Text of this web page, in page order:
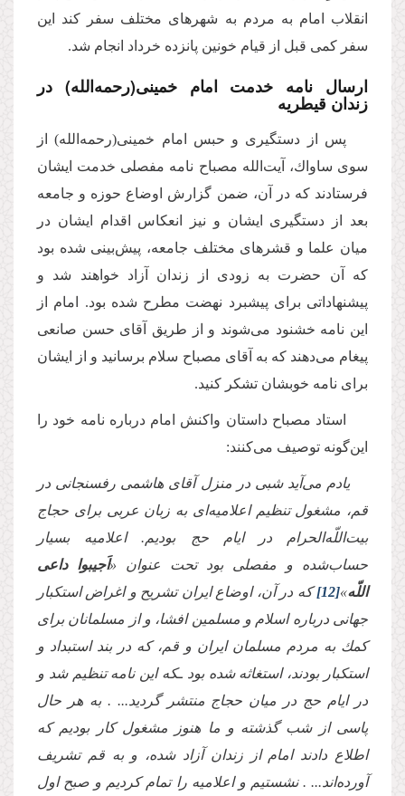
انقلاب امام به مردم به شهرهای مختلف سفر کند این
سفر كمى قبل از قیام خونین پانزده خرداد انجام شد.
ارسال نامه خدمت امام خمینى(رحمه‌الله) در
زندان قیطریه
پس از دستگیرى و حبس امام خمینى(رحمه‌الله) از
سوى ساواك، آیت‌الله مصباح نامه مفصلى خدمت ایشان
فرستادند كه در آن، ضمن گزارش اوضاع حوزه و جامعه
بعد از دستگیرى ایشان و نیز انعكاس اقدام ایشان در
میان علما و قشرهاى مختلف جامعه، پیش‌بینى شده بود
كه آن حضرت به زودى از زندان آزاد خواهند شد و
پیشنهاداتی برای پیشبرد نهضت مطرح شده بود. امام از
این نامه خشنود مى‌شوند و از طریق آقای حسن صانعى
پیغام مى‌دهند كه به آقاى مصباح سلام برسانید و از ایشان
براى نامه خوبشان تشكر كنید.
استاد مصباح داستان واكنش امام درباره نامه خود را
این‌گونه توصیف مى‌كنند:
یادم مى‌آید شبى در منزل آقاى هاشمى رفسنجانى در
قم، مشغول تنظیم اعلامیه‌اى به زبان عربى براى حجاج
بیت‌اللّه‌الحرام در ایام حج بودیم. اعلامیه بسیار
حساب‌شده و مفصلى بود تحت عنوان «اَجیبوا داعى
اللّه»
[12]
كه در آن، اوضاع ایران تشریح و اغراض استكبار
جهانى درباره اسلام و مسلمین افشا، و از مسلمانان براى
كمك به مردم مسلمان ایران و قم، كه در بند استبداد و
استكبار بودند، استغاثه شده بود ـكه این نامه تنظیم شد و
در ایام حج در میان حجاج منتشر گردید... . به هر حال
پاسى از شب گذشته و ما هنوز مشغول كار بودیم كه
اطلاع دادند امام از زندان آزاد شده، و به قم تشریف
آورده‌اند... . نشستیم و اعلامیه را تمام كردیم و صبح اول